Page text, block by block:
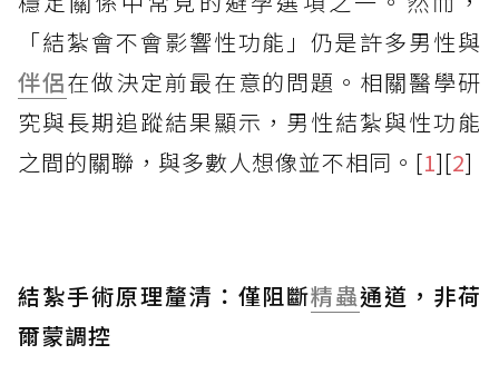
「結紮會不會影響性功能」仍是許多男性與
伴侶在做決定前最在意的問題。相關醫學研
究與長期追蹤結果顯示，男性結紮與性功能
之間的關聯，與多數人想像並不相同。[1][2]
結紮手術原理釐清：僅阻斷精蟲通道，非荷
爾蒙調控